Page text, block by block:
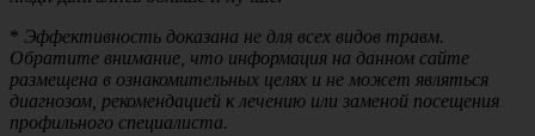
* Эффективность доказана не для всех видов травм.
Обратите внимание, что информация на данном сайте
размещена в ознакомительных целях и не может являться
диагнозом, рекомендацией к лечению или заменой посещения
профильного специалиста.